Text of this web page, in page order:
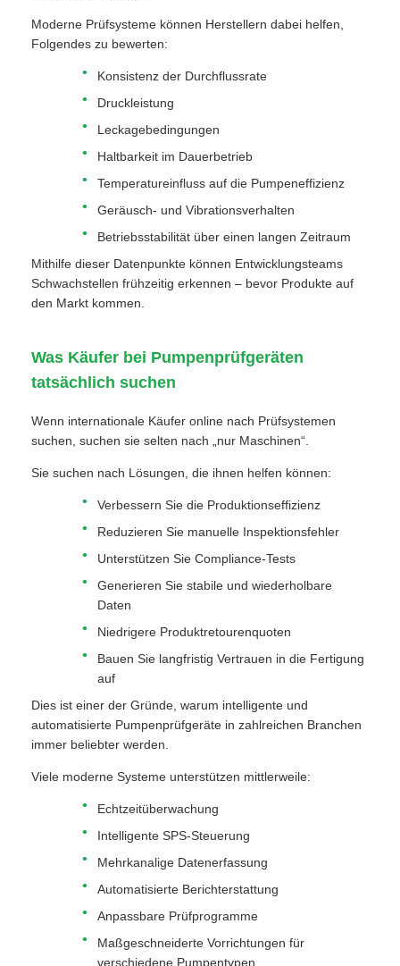
Moderne Prüfsysteme können Herstellern dabei helfen,
Folgendes zu bewerten:
Konsistenz der Durchflussrate
Druckleistung
Leckagebedingungen
Haltbarkeit im Dauerbetrieb
Temperatureinfluss auf die Pumpeneffizienz
Geräusch- und Vibrationsverhalten
Betriebsstabilität über einen langen Zeitraum
Mithilfe dieser Datenpunkte können Entwicklungsteams
Schwachstellen frühzeitig erkennen – bevor Produkte auf
den Markt kommen.
Was Käufer bei Pumpenprüfgeräten
tatsächlich suchen
Wenn internationale Käufer online nach Prüfsystemen
suchen, suchen sie selten nach „nur Maschinen“.
Sie suchen nach Lösungen, die ihnen helfen können:
Verbessern Sie die Produktionseffizienz
Reduzieren Sie manuelle Inspektionsfehler
Unterstützen Sie Compliance-Tests
Generieren Sie stabile und wiederholbare
Daten
Niedrigere Produktretourenquoten
Bauen Sie langfristig Vertrauen in die Fertigung
auf
Dies ist einer der Gründe, warum intelligente und
automatisierte Pumpenprüfgeräte in zahlreichen Branchen
immer beliebter werden.
Viele moderne Systeme unterstützen mittlerweile:
Echtzeitüberwachung
Intelligente SPS-Steuerung
Mehrkanalige Datenerfassung
Automatisierte Berichterstattung
Anpassbare Prüfprogramme
Maßgeschneiderte Vorrichtungen für
verschiedene Pumpentypen